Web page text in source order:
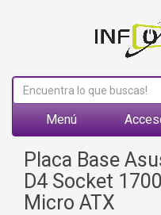
Menú
Placa Base
D4 Socket
Micro ATX